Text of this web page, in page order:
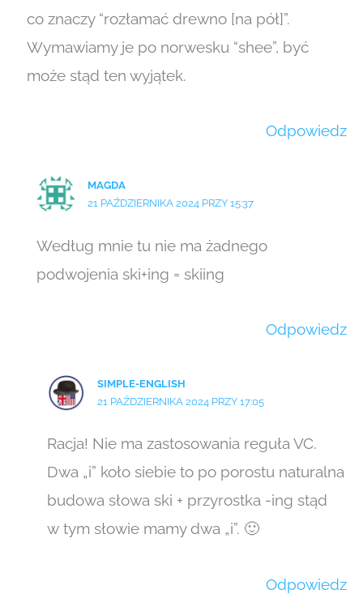
co znaczy “rozłamać drewno [na pół]”.
Wymawiamy je po norwesku “shee”, być
może stąd ten wyjątek.
Odpowiedz
MAGDA
21 PAŹDZIERNIKA 2024 PRZY 15:37
Według mnie tu nie ma żadnego
podwojenia ski+ing = skiing
Odpowiedz
SIMPLE-ENGLISH
21 PAŹDZIERNIKA 2024 PRZY 17:05
Racja! Nie ma zastosowania reguła VC.
Dwa „i” koło siebie to po porostu naturalna
budowa słowa ski + przyrostka -ing stąd
w tym słowie mamy dwa „i”. 🙂
Odpowiedz